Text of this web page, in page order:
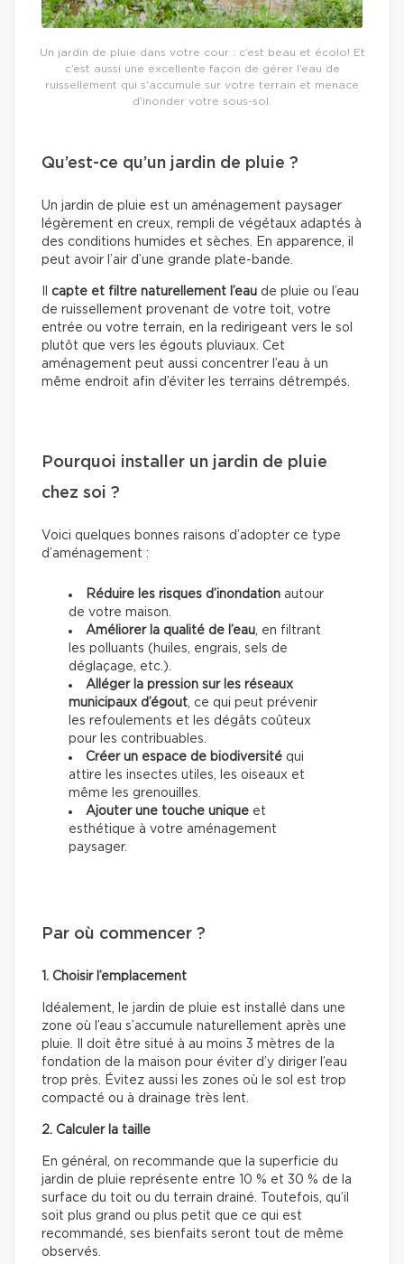
Un jardin de pluie dans votre cour : c’est beau et écolo! Et
c’est aussi une excellente façon de gérer l’eau de
ruissellement qui s’accumule sur votre terrain et menace
d’inonder votre sous-sol.
Qu’est-ce qu’un jardin de pluie ?
Un jardin de pluie est un aménagement paysager
légèrement en creux, rempli de végétaux adaptés à
des conditions humides et sèches. En apparence, il
peut avoir l’air d’une grande plate-bande.
capte et filtre naturellement l’eau de pluie ou l’eau
de ruissellement provenant de votre toit, votre
entrée ou votre terrain, en la redirigeant vers le sol
plutôt que vers les égouts pluviaux. Cet
aménagement peut aussi concentrer l’eau à un
même endroit afin d’éviter les terrains détrempés.
Pourquoi installer un jardin de pluie
chez soi ?
Voici quelques bonnes raisons d’adopter ce type
d’aménagement :
Réduire les risques d’inondation autour
de votre maison.
Améliorer la qualité de l’eau, en filtrant
les polluants (huiles, engrais, sels de
déglaçage, etc.).
Alléger la pression sur les réseaux
municipaux d’égout, ce qui peut prévenir
les refoulements et les dégâts coûteux
pour les contribuables.
Créer un espace de biodiversité qui
attire les insectes utiles, les oiseaux et
même les grenouilles.
Ajouter une touche unique et
esthétique à votre aménagement
paysager.
Par où commencer ?
1. Choisir l’emplacement
Idéalement, le jardin de pluie est installé dans une
zone où l’eau s’accumule naturellement après une
pluie. Il doit être situé à au moins 3 mètres de la
fondation de la maison pour éviter d’y diriger l’eau
trop près. Évitez aussi les zones où le sol est trop
compacté ou à drainage très lent.
2. Calculer la taille
En général, on recommande que la superficie du
jardin de pluie représente entre 10 % et 30 % de la
surface du toit ou du terrain drainé. Toutefois, qu’il
soit plus grand ou plus petit que ce qui est
recommandé, ses bienfaits seront tout de même
observés.